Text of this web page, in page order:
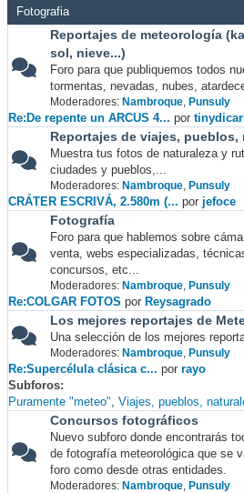
Fotografia
Reportajes de meteorología
sol, nieve...)
Foro para que publiquemos todos
tormentas, nevadas, nubes,
Moderadores: Nambroque, Punsuly
Re:De repente un ARCUS 4... por tinydicarl
Reportajes de viajes, pueblos,
Muestra tus fotos de naturaleza y
ciudades y pueblos,...
Moderadores: Nambroque, Punsuly
CRÁTER ESCRIVÁ, 2.580m (... por jefoce
Fotografía
Foro para que hablemos sobre
venta, webs especializadas,
concursos, etc...
Moderadores: Nambroque, Punsuly
Re:COLGAR FOTOS por Reysagrado
Los mejores reportajes de
Una selección de los mejores
Moderadores: Nambroque, Punsuly
Re:Supercélula clásica c... por rayo
Subforos
Puramente "meteo" Viajes, pueblos,
Concursos fotográficos
Nuevo subforo donde encontrarás
de fotografía meteorológica que se
foro como desde otras entidades.
Moderadores: Nambroque, Punsuly